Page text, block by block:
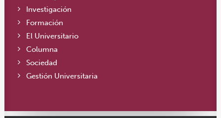
Investigación
Formación
El Universitario
Columna
Sociedad
Gestión Universitaria